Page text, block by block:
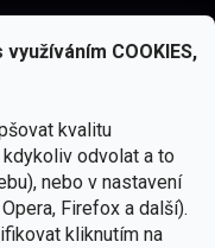
COOKIES,
kvalitu
odvolat a to
nebo v nastavení
Firefox a další).
kliknutím na